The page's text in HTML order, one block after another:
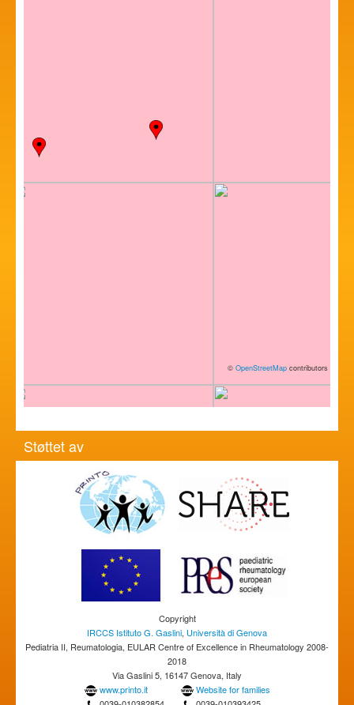
© OpenStreetMap contributors
Støttet av
Copyright
IRCCS Istituto G. Gaslini, Università di Genova
Pediatria II, Reumatologia, EULAR Centre of Excellence in Rheumatology 2008-
2018
Via Gaslini 5, 16147 Genova, Italy
www.printo.it
Website for families